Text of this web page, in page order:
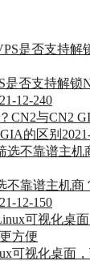
是否支持解锁
12-240
的区别
靠谱主机商
12-150
可视化桌面